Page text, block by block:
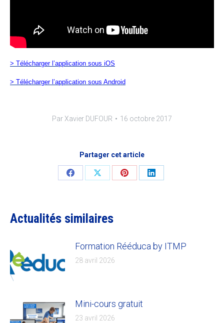
> Télécharger l’application sous iOS
> Télécharger l’application sous Android
Par Xavier DUFOUR 16 octobre 2017
Partager cet article
Share
Share
Share
Share
Actualités similaires
Formation Rééduca by ITMP
28 avril 2026
Mini-cours gratuit
23 avril 2026